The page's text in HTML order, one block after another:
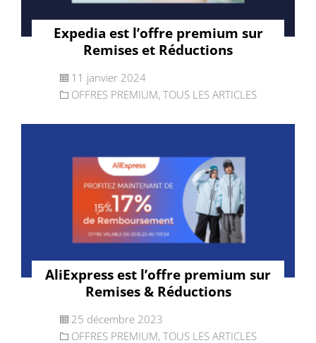
Expedia est l’offre premium sur
Remises et Réductions
11 janvier 2024
OFFRES PREMIUM, TOUS LES ARTICLES
AliExpress est l’offre premium sur
Remises & Réductions
25 décembre 2023
OFFRES PREMIUM, TOUS LES ARTICLES